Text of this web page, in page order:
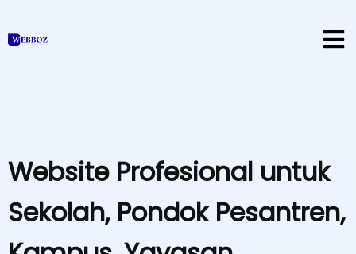
Website Profesional untuk
Sekolah, Pondok Pesantren,